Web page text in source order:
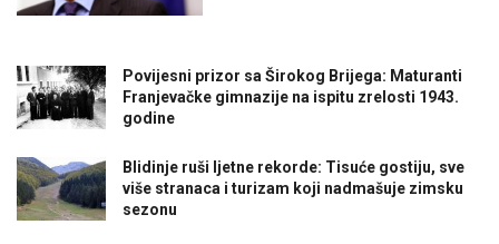
Povijesni prizor sa Širokog Brijega: Maturanti
Franjevačke gimnazije na ispitu zrelosti 1943.
godine
Blidinje ruši ljetne rekorde: Tisuće gostiju, sve
više stranaca i turizam koji nadmašuje zimsku
sezonu